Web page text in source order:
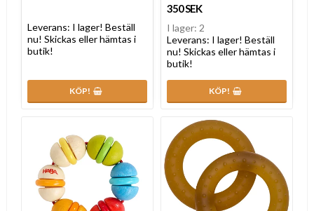
Leverans: I lager! Beställ
nu! Skickas eller hämtas i
butik!
KÖP!
350 SEK
I lager: 2
Leverans: I lager! Beställ
nu! Skickas eller hämtas i
butik!
KÖP!